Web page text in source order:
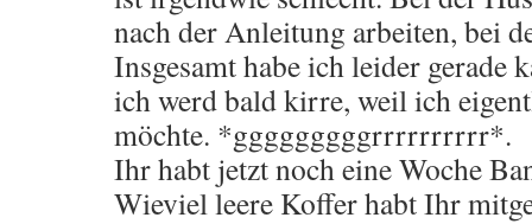
nach der Anleitung arbeiten, bei
Insgesamt habe ich leider gerade
ich werd bald kirre, weil ich
möchte. *gggggggggrrrrrrrrrr*.
Ihr habt jetzt noch eine Woche
Wieviel leere Koffer habt Ihr